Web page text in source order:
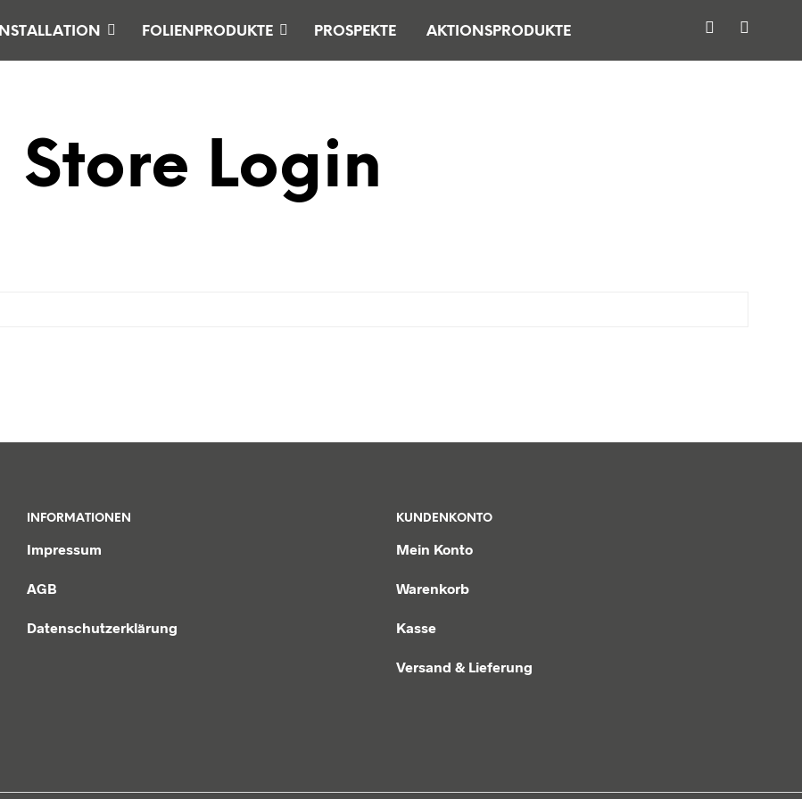
INSTALLATION FOLIENPRODUKTE PROSPEKTE AKTIONSPRODUKTE
Store Login
INFORMATIONEN
Impressum
AGB
Datenschutzerklärung
KUNDENKONTO
Mein Konto
Warenkorb
Kasse
Versand & Lieferung